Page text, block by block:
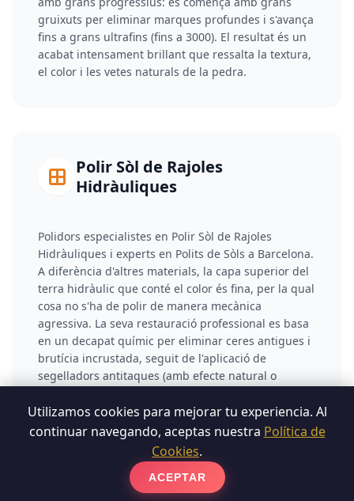
gruixuts per eliminar marques profundes i s'avança
fins a grans ultrafins (fins a 3000). El resultat és un
acabat intensament brillant que ressalta la textura,
el color i les vetes naturals de la pedra.
Polir Sòl de Rajoles
Hidràuliques
Polidors especialistes en Polir Sòl de Rajoles
Hidràuliques i experts en Polits de Sòls a Barcelona.
A diferència d'altres materials, la capa superior del
terra hidràulic que conté el color és fina, per la qual
cosa no s'ha de polir de manera mecànica
agressiva. La seva restauració professional es basa
en un decapat químic per eliminar ceres antigues i
brutícia incrustada, seguit de l'aplicació de
segelladors antitaques (amb efecte natural o
intensitat visual a les rajoles.
Utilizamos cookies para mejorar tu experiencia. Al
continuar navegando, aceptas nuestra Política de
Cookies.
ACEPTAR